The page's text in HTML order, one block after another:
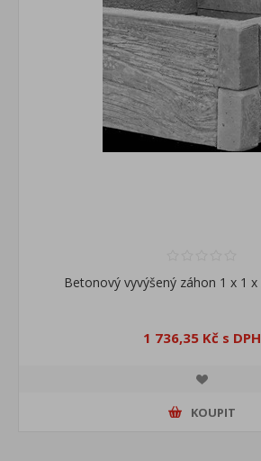
Betonový vyvýšený záhon 1 x 1
1 736,35 Kč s DPH
KOUPIT